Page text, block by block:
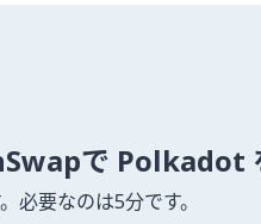
で Polkadot
必要なのは5分です。